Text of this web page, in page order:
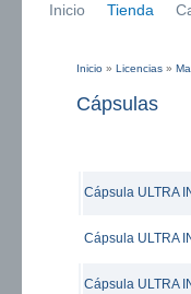
Inicio Tienda
Inicio » Licencias »
Cápsulas
Cápsula ULTRA
Cápsula ULTRA
Cápsula ULTRA